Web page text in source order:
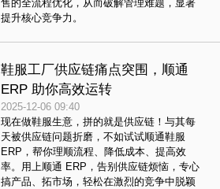
售的全流程优化，从而破解管理难题，显著
提升核心竞争力。
鞋服工厂供应链痛点突围，顺通
ERP 助你高效运转
2025-12-06 09:40
现在做鞋服生意，拼的就是供应链！与其每
天被供应链问题折磨，不如试试顺通鞋服
ERP，帮你理顺流程、降低成本、提高效
率。用上顺通 ERP，告别供应链烦恼，专心
搞产品、拓市场，轻松在激烈的竞争中脱颖